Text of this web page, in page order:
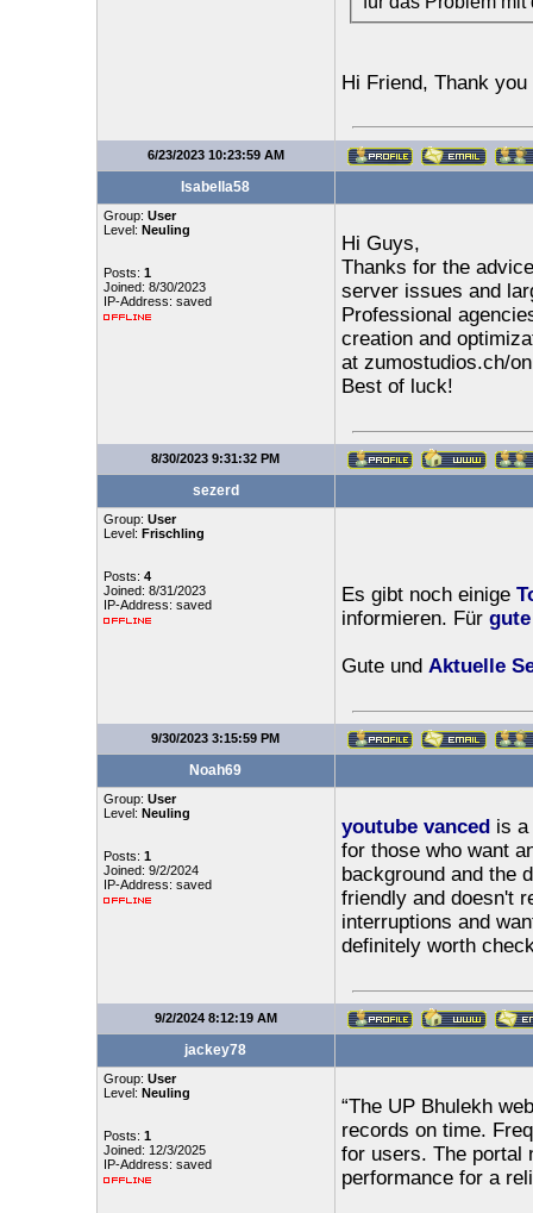
Hi Friend, Thank
6/23/2023 10:23:59 AM
Isabella58
Group: User
Level: Neuling
Posts: 1
Joined: 8/30/2023
IP-Address: saved
Hi Guys,
Thanks for the
server issues and
Professional
creation and
at zumostudios.ch/
Best of luck!
8/30/2023 9:31:32 PM
sezerd
Group: User
Level: Frischling
Posts: 4
Joined: 8/31/2023
IP-Address: saved
Es gibt noch einige
informieren. Für
Gute und Aktuelle
9/30/2023 3:15:59 PM
Noah69
Group: User
Level: Neuling
Posts: 1
Joined: 9/2/2024
IP-Address: saved
youtube vancedis a
for those who want
background and the
friendly and doesn't
interruptions and
definitely worth
9/2/2024 8:12:19 AM
jackey78
Group: User
Level: Neuling
Posts: 1
Joined: 12/3/2025
IP-Address: saved
“The UP Bhulekh
records on time.
for users. The portal
performance for a